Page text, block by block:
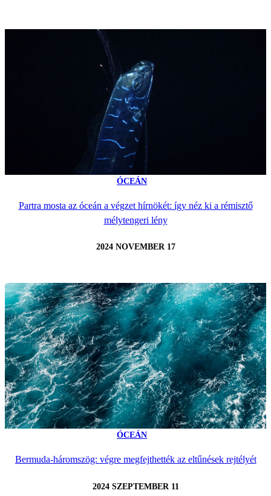
ÓCEÁN
Partra mosta az óceán a végzet hírnökét: így néz ki a rémisztő
mélytengeri lény
2024 NOVEMBER 17
ÓCEÁN
Bermuda-háromszög: végre megfejthették az eltűnések rejtélyét
2024 SZEPTEMBER 11